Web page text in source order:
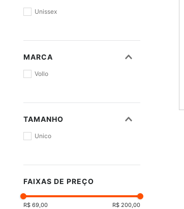
Unissex
MARCA
Vollo
TAMANHO
Unico
FAIXAS DE PREÇO
R$ 69,00 R$ 200,00